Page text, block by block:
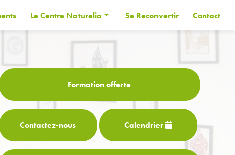
Le Centre Naturelia
Informations générales
Se Reconvertir Contact
Formation offerte
Contactez-nous Calendrier